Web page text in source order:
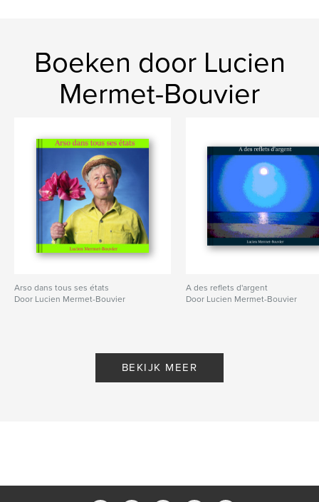
Boeken door Lucien
Mermet-Bouvier
Arso dans tous ses états
Door Lucien Mermet-Bouvier
A des reflets d'argent
Door Lucien Mermet-Bouvier
BEKIJK MEER